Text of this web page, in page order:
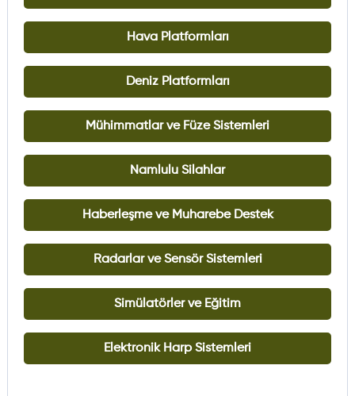
Hava Platformları
Deniz Platformları
Mühimmatlar ve Füze Sistemleri
Namlulu Silahlar
Haberleşme ve Muharebe Destek
Radarlar ve Sensör Sistemleri
Simülatörler ve Eğitim
Elektronik Harp Sistemleri